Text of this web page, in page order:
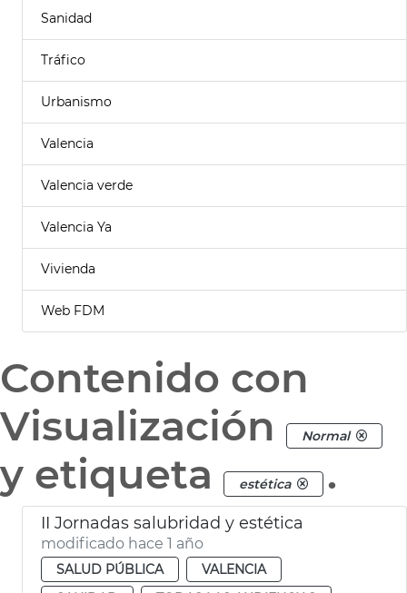
Sanidad
Tráfico
Urbanismo
Valencia
Valencia verde
Valencia Ya
Vivienda
Web FDM
Contenido con
Visualización
Normal
y etiqueta estética .
II Jornadas salubridad y estética
modificado hace 1 año
SALUD PÚBLICA
VALENCIA